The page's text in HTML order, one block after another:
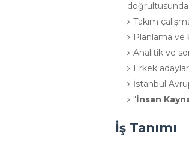
Takım
Planlama
Analitik ve
Erkek
İstanbul
"İnsan
İş Tanımı